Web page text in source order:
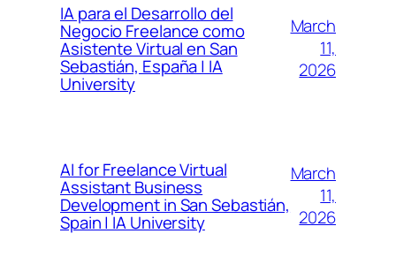
IA para el Desarrollo del
Negocio Freelance como
Asistente Virtual en San
Sebastián, España | IA
University
March
11,
2026
AI for Freelance Virtual
Assistant Business
Development in San Sebastián,
Spain | IA University
March
11,
2026